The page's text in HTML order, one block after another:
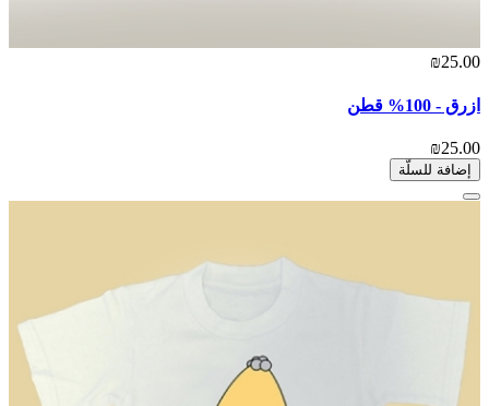
₪25.00
ازرق - 100% قطن
₪25.00
إضافة للسلّة